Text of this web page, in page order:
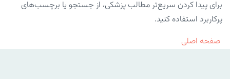
برای پیدا کردن سریع‌تر مطالب پزشکی، از جستجو یا برچسب‌های
پرکاربرد استفاده کنید.
صفحه اصلی